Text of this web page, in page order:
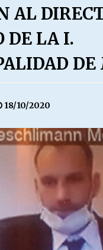
28/07/2026
DE SER DC”
07/2026
hospitalaria El Carmen
25/06/2026
habrían dicho?
06/2026
AL
DE LA I.
18/10/2020